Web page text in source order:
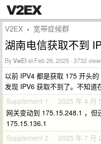
V2EX › 宽带症候群
湖南电信获取不到
ByVwEIat Feb 26, 2025 · 3732
以前 IPV4 都是获取 175 开头
发现 IPV6 获取不到了。不知道
Supplement 1 · 2025 年 4 月
网关变动到 175.15.248.1 ，但
175.15.136.1
Supplement 2 · 2025 年 7 月